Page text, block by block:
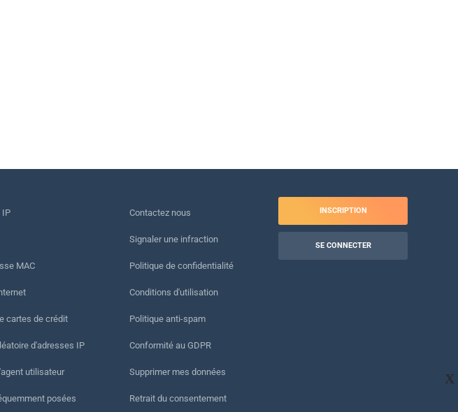
X
IP
MAC
cartes de crédit
d'adresses IP
utilisateur
posées
Contactez nous
Signaler une infraction
Politique de confidentialité
Conditions d'utilisation
Politique anti-spam
Conformité au GDPR
Supprimer mes données
Retrait du consentement
INSCRIPTION
SE CONNECTER